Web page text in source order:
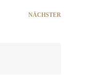
NÄCHSTER